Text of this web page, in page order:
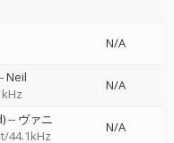
N/A
Neil
N/A
-- ヴァニ
44.1kHz
N/A